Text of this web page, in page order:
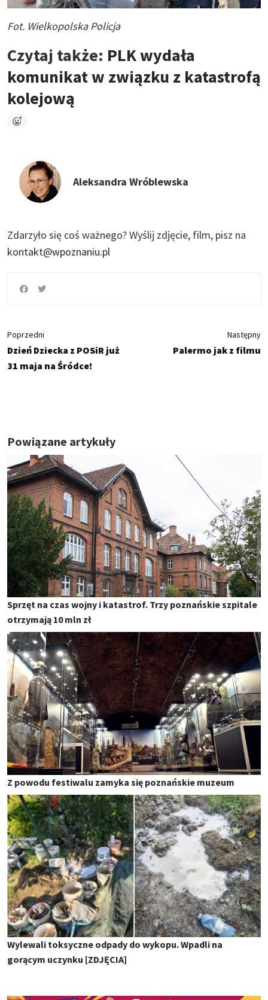
Fot. Wielkopolska Policja
Czytaj także: PLK wydała
komunikat w związku z katastrofą
kolejową
Aleksandra Wróblewska
Zdarzyło się coś ważnego?Wyślij zdjęcie, film, pisz na
kontakt@wpoznaniu.pl
Poprzedni
Dzień Dziecka z POSiR już
31 maja na Śródce!
Następny
Palermo jak z filmu
Powiązane artykuły
Sprzęt na czas wojny i katastrof. Trzy poznańskie szpitale
otrzymają 10 mln zł
Z powodu festiwalu zamyka się poznańskie muzeum
Wylewali toksyczne odpady do wykopu. Wpadli na
gorącym uczynku [ZDJĘCIA]